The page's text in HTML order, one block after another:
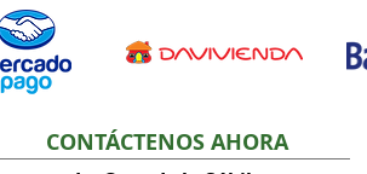
CONTÁCTENOS AHORA